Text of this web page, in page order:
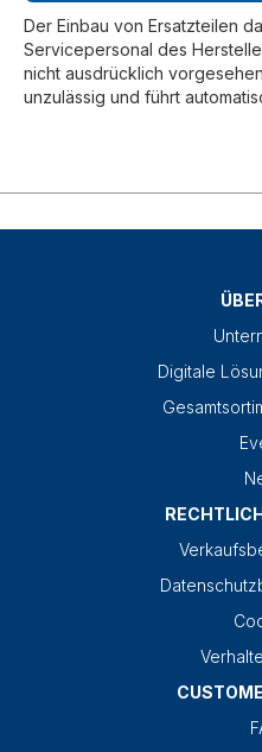
Der Einbau von Ersatzteilen
Servicepersonal des
nicht ausdrücklich
unzulässig und führt
Digitale